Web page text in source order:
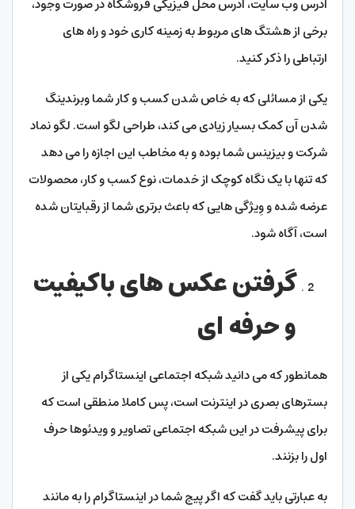
برخی از هشتگ های مربوط به زمینه کاری خود و راه های
ارتباطی را ذکر کنید.
یکی از مسائلی که به خاص شدن کسب و کار شما وبرندینگ
شدن آن کمک بسیار زیادی می کند، طراحی لگو است. لگو نماد
شرکت و بیزینس شما بوده و به مخاطب این اجازه را می دهد
که تنها با یک نگاه کوچک از خدمات، نوع کسب و کار، محصولات
عرضه شده و وِیژگی هایی که باعث برتری شما از رقبایتان شده
است، آگاه شود.
گرفتن عکس های باکیفیت
و حرفه ای
همانطور که می دانید شبکه اجتماعی اینستاگرام یکی از
بسترهای بصری در اینترنت است، پس کاملا منطقی است که
برای پیشرفت در این شبکه اجتماعی تصاویر و ویدئوها حرف
اول را بزنند.
به عبارتی باید گفت که اگر پیج شما در اینستاگرام را به مانند